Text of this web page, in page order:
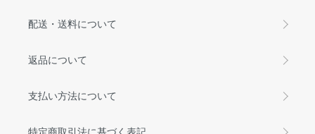
配送・送料について
返品について
支払い方法について